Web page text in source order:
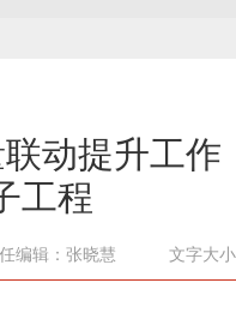
动提升工作
工程
编辑：张晓慧 文字大小